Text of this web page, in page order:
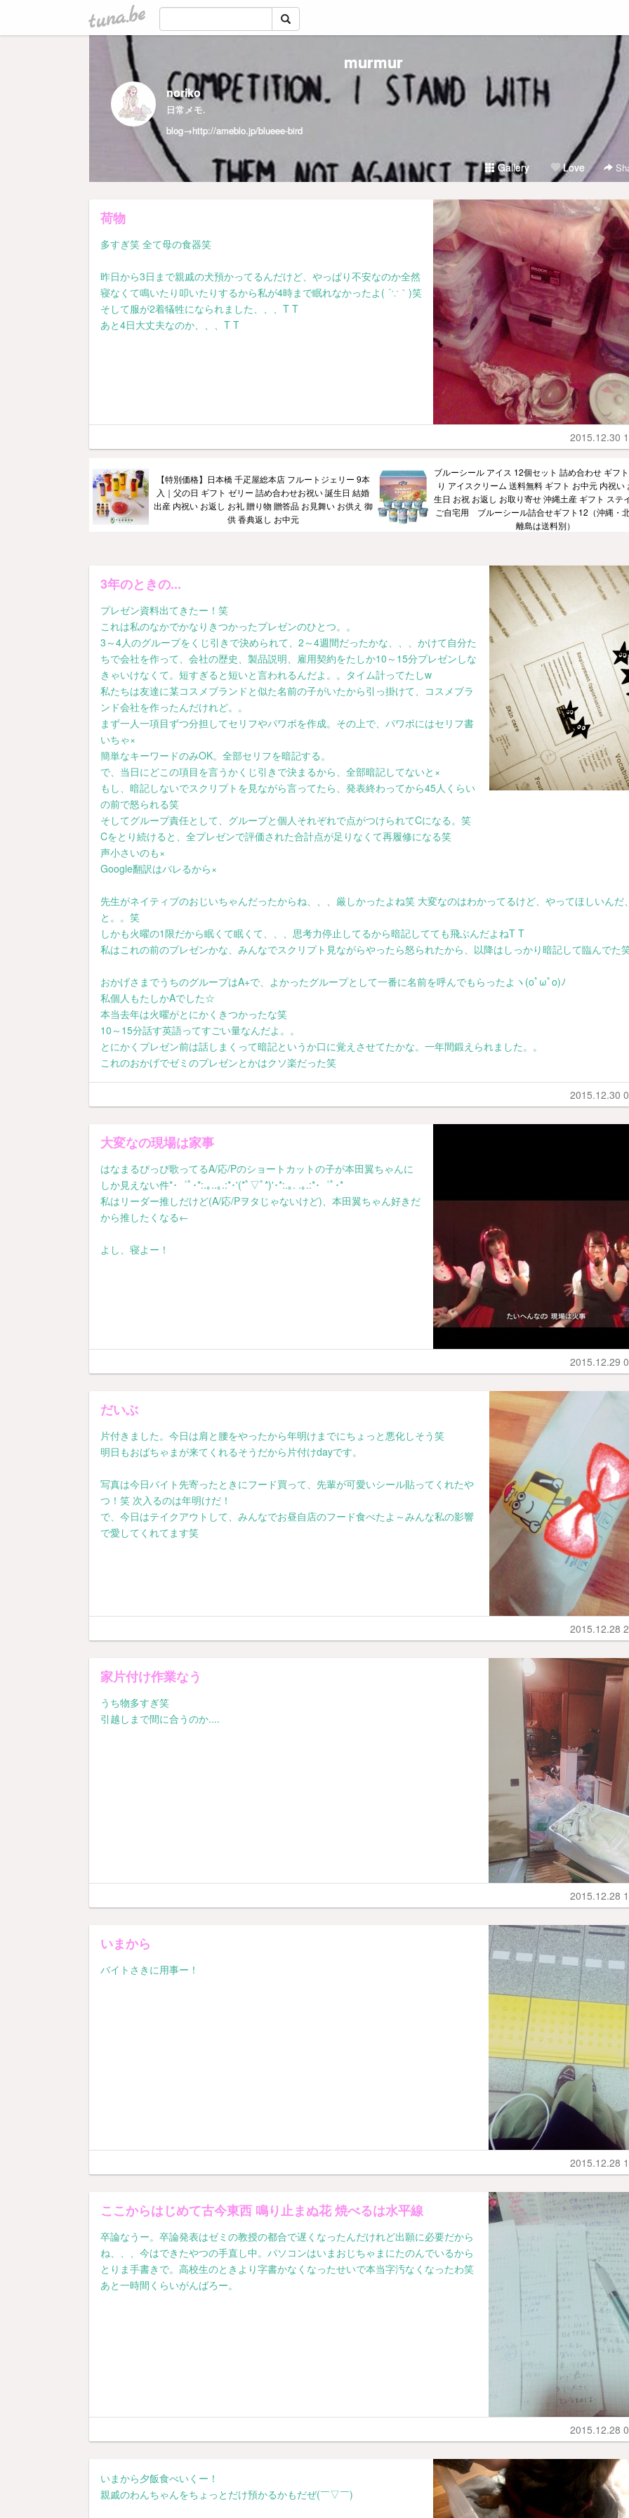
tuna.be
murmur
noriko
日常メモ.
blog→http://ameblo.jp/blueee-bird
Gallery Love
荷物
多すぎ笑 全て母の食器笑
昨日から3日まで親戚の犬預かってるんだけど、やっぱり不安なのか全然
寝なくて鳴いたり叩いたりするから私が4時まで眠れなかったよ( ´∵｀)笑
そして服が2着犠牲になられました、、、T T
あと4日大丈夫なのか、、、T T
2015.12.30
【特別価格】日本橋 千疋屋総本店 フルートジェリー 9本
入｜父の日 ギフト ゼリー 詰め合わせお祝い 誕生日 結婚
出産 内祝い お返し お礼 贈り物 贈答品 お見舞い お供え 御
供 香典返し お中元
ブルーシール アイス 12個セット 詰め合わせ ギフ
り アイスクリーム 送料無料 ギフト お中元 内祝い
生日 お祝 お返し お取り寄せ 沖縄土産 ギフト ステ
ご自宅用 ブルーシール詰合せギフト12（沖縄・
離島は送料別）
3年のときの...
プレゼン資料出てきたー！笑
これは私のなかでかなりきつかったプレゼンのひとつ。。
3～4人のグループをくじ引きで決められて、2～4週間だったかな、、、かけて自分た
ちで会社を作って、会社の歴史、製品説明、雇用契約をたしか10～15分プレゼンしな
きゃいけなくて。短すぎると短いと言われるんだよ。。タイム計ってたしw
私たちは友達に某コスメブランドと似た名前の子がいたから引っ掛けて、コスメブラ
ンド会社を作ったんだけれど。。
まず一人一項目ずつ分担してセリフやパワポを作成。その上で、パワポにはセリフ書
いちゃ×
簡単なキーワードのみOK。全部セリフを暗記する。
で、当日にどこの項目を言うかくじ引きで決まるから、全部暗記してないと×
もし、暗記しないでスクリプトを見ながら言ってたら、発表終わってから45人くらい
の前で怒られる笑
そしてグループ責任として、グループと個人それぞれで点がつけられてCになる。笑
Cをとり続けると、全プレゼンで評価された合計点が足りなくて再履修になる笑
声小さいのも×
Google翻訳はバレるから×
先生がネイティブのおじいちゃんだったからね、、、厳しかったよね笑 大変なのはわかってるけど、やってほしいんだ
と。。笑
しかも火曜の1限だから眠くて眠くて、、、思考力停止してるから暗記してても飛ぶんだよねT T
私はこれの前のプレゼンかな、みんなでスクリプト見ながらやったら怒られたから、以降はしっかり暗記して臨んでた
おかげさまでうちのグループはA+で、よかったグループとして一番に名前を呼んでもらったよヽ(oﾟωﾟo)ﾉ
私個人もたしかAでした☆
本当去年は火曜がとにかくきつかったな笑
10～15分話す英語ってすごい量なんだよ。。
とにかくプレゼン前は話しまくって暗記というか口に覚えさせてたかな。一年間鍛えられました。。
これのおかげでゼミのプレゼンとかはクソ楽だった笑
2015.12.30
大変なの現場は家事
はなまるぴっぴ歌ってるA/応/Pのショートカットの子が本田翼ちゃんに
しか見えない件*･゜ﾟ･*:.｡..｡.:*･'(*ﾟ▽ﾟ*)'･*:.｡. .｡.:*･゜ﾟ･*
私はリーダー推しだけど(A/応/Pヲタじゃないけど)、本田翼ちゃん好きだ
から推したくなる←
よし、寝よー！
2015.12.29
だいぶ
片付きました。今日は肩と腰をやったから年明けまでにちょっと悪化しそう笑
明日もおばちゃまが来てくれるそうだから片付けdayです。
写真は今日バイト先寄ったときにフード買って、先輩が可愛いシール貼ってくれたや
つ！笑 次入るのは年明けだ！
で、今日はテイクアウトして、みんなでお昼自店のフード食べたよ～みんな私の影響
で愛してくれてます笑
2015.12.28
家片付け作業なう
うち物多すぎ笑
引越しまで間に合うのか....
2015.12.28
いまから
バイトさきに用事ー！
2015.12.28
ここからはじめて古今東西 鳴り止まぬ花 焼べるは水平線
卒論なうー。卒論発表はゼミの教授の都合で遅くなったんだけれど出願に必要だから
ね、、、今はできたやつの手直し中。パソコンはいまおじちゃまにたのんでいるから
とりま手書きで。高校生のときより字書かなくなったせいで本当字汚なくなったわ笑
あと一時間くらいがんばろー。
2015.12.28
いまから夕飯食べいくー！
親戚のわんちゃんをちょっとだけ預かるかもだぜ(￣▽￣)